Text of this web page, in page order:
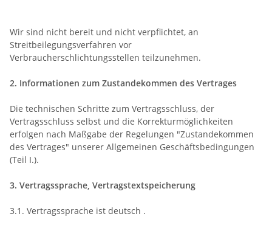
Wir sind nicht bereit und nicht verpflichtet, an
Streitbeilegungsverfahren vor
Verbraucherschlichtungsstellen teilzunehmen.
2. Informationen zum Zustandekommen des Vertrages
Die technischen Schritte zum Vertragsschluss, der
Vertragsschluss selbst und die Korrekturmöglichkeiten
erfolgen nach Maßgabe der Regelungen "Zustandekommen
des Vertrages" unserer Allgemeinen Geschäftsbedingungen
(Teil I.).
3. Vertragssprache, Vertragstextspeicherung
3.1. Vertragssprache ist deutsch .